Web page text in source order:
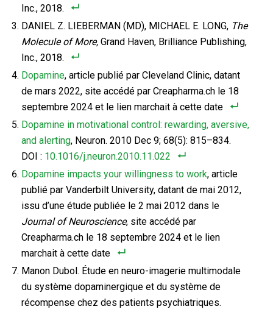
Inc., 2018.
DANIEL Z. LIEBERMAN (MD), MICHAEL E. LONG, The
Molecule of More, Grand Haven, Brilliance Publishing,
Inc., 2018.
Dopamine, article publié par Cleveland Clinic, datant
de mars 2022, site accédé par Creapharma.ch le 18
septembre 2024 et le lien marchait à cette date
Dopamine in motivational control: rewarding, aversive,
and alerting, Neuron. 2010 Dec 9; 68(5): 815–834.
DOI : 10.1016/j.neuron.2010.11.022
Dopamine impacts your willingness to work, article
publié par Vanderbilt University, datant de mai 2012,
issu d’une étude publiée le 2 mai 2012 dans le
Journal of Neuroscience, site accédé par
Creapharma.ch le 18 septembre 2024 et le lien
marchait à cette date
Manon Dubol. Étude en neuro-imagerie multimodale
du système dopaminergique et du système de
récompense chez des patients psychiatriques.